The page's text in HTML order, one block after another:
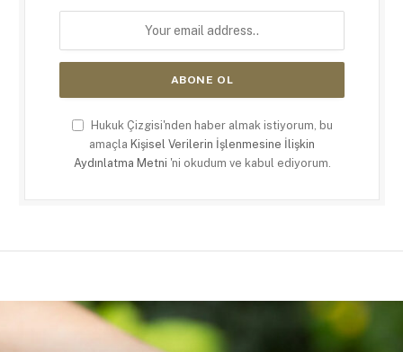
Hukuk Çizgisi'nden haber almak istiyorum, bu
amaçla Kişisel Verilerin İşlenmesine İlişkin
Aydınlatma Metni 'ni okudum ve kabul ediyorum.